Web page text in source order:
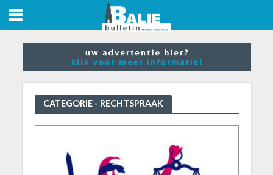
CATEGORIE - RECHTSPRAAK